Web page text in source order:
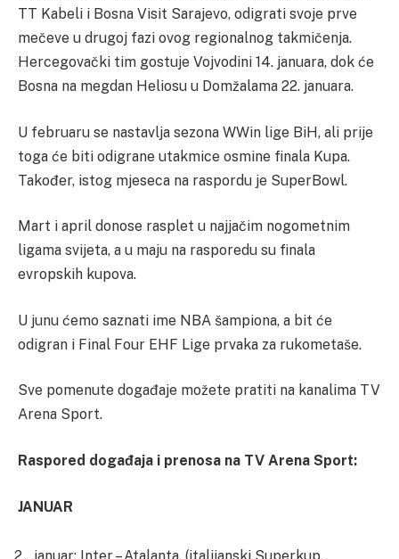
TT Kabeli i Bosna Visit Sarajevo, odigrati svoje prve
mečeve u drugoj fazi ovog regionalnog takmičenja.
Hercegovački tim gostuje Vojvodini 14. januara, dok će
Bosna na megdan Heliosu u Domžalama 22. januara.
U februaru se nastavlja sezona WWin lige BiH, ali prije
toga će biti odigrane utakmice osmine finala Kupa.
Također, istog mjeseca na raspordu je SuperBowl.
Mart i april donose rasplet u najjačim nogometnim
ligama svijeta, a u maju na rasporedu su finala
evropskih kupova.
U junu ćemo saznati ime NBA šampiona, a bit će
odigran i Final Four EHF Lige prvaka za rukometaše.
Sve pomenute događaje možete pratiti na kanalima TV
Arena Sport.
Raspored događaja i prenosa na TV Arena Sport:
JANUAR